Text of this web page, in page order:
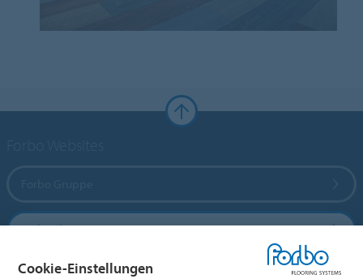
Forbo Flooring Systems
Forbo Movement Systems
Cookie-Einstellungen